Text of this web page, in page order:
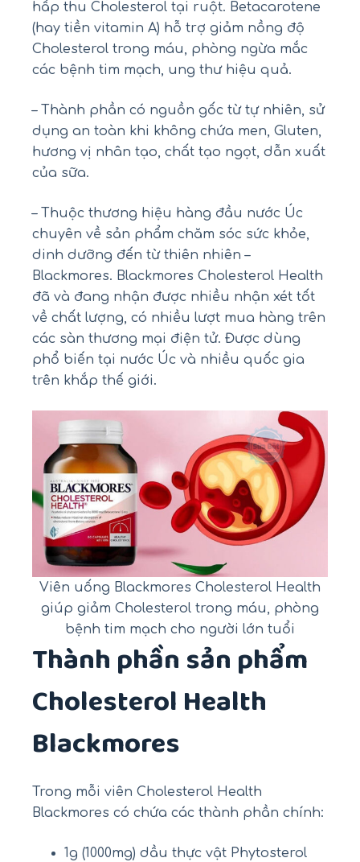
hấp thu Cholesterol tại ruột. Betacarotene
(hay tiền vitamin A) hỗ trợ giảm nồng độ
Cholesterol trong máu, phòng ngừa mắc
các bệnh tim mạch, ung thư hiệu quả.
– Thành phần có nguồn gốc từ tự nhiên, sử
dụng an toàn khi không chứa men, Gluten,
hương vị nhân tạo, chất tạo ngọt, dẫn xuất
của sữa.
– Thuộc thương hiệu hàng đầu nước Úc
chuyên về sản phẩm chăm sóc sức khỏe,
dinh dưỡng đến từ thiên nhiên –
Blackmores. Blackmores Cholesterol Health
đã và đang nhận được nhiều nhận xét tốt
về chất lượng, có nhiều lượt mua hàng trên
các sàn thương mại điện tử. Được dùng
phổ biến tại nước Úc và nhiều quốc gia
trên khắp thế giới.
Viên uống Blackmores Cholesterol Health
giúp giảm Cholesterol trong máu, phòng
bệnh tim mạch cho người lớn tuổi
Thành phần sản phẩm
Cholesterol Health
Blackmores
Trong mỗi viên Cholesterol Health
Blackmores có chứa các thành phần chính:
1g (1000mg) dầu thực vật Phytosterol